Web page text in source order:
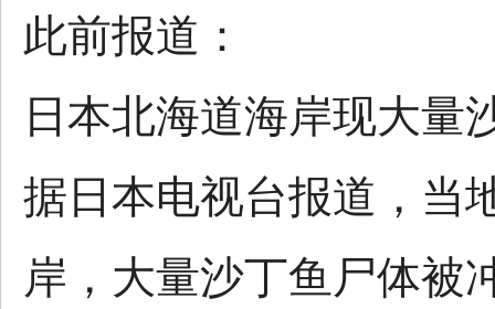
此前报道：
日本北海道海岸现大量
据日本电视台报道，当
岸，大量沙丁鱼尸体被